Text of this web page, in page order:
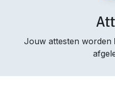
Jouw attesten worden